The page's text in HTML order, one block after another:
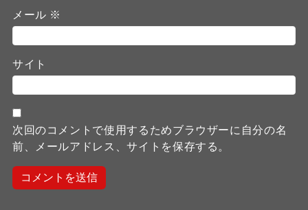
メール ※
サイト
次回のコメントで使用するためブラウザーに自分の名
前、メールアドレス、サイトを保存する。